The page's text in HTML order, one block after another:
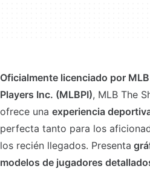
Oficialmente licenciado por
Players Inc. (MLBPI), MLB The
ofrece una experiencia
perfecta tanto para los
los recién llegados. Presenta
modelos de jugadores